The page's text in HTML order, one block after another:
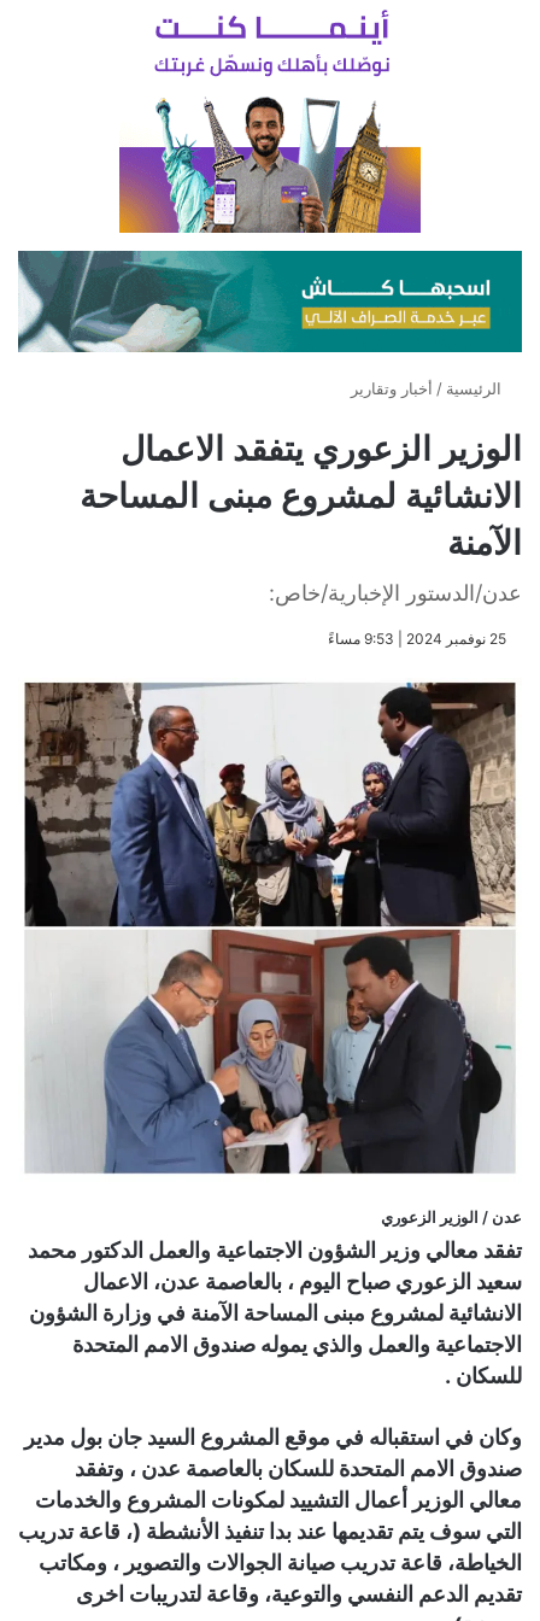
الرئيسية / أخبار وتقارير
الوزير الزعوري يتفقد الاعمال
الانشائية لمشروع مبنى المساحة
الآمنة
عدن/الدستور الإخبارية/خاص:
​25 نوفمبر 2024 | 9:53 مساءً
عدن / الوزير الزعوري
تفقد معالي وزير الشؤون الاجتماعية والعمل الدكتور محمد
سعيد الزعوري صباح اليوم ، بالعاصمة عدن، الاعمال
الانشائية لمشروع مبنى المساحة الآمنة في وزارة الشؤون
الاجتماعية والعمل والذي يموله صندوق الامم المتحدة
للسكان .
وكان في استقباله في موقع المشروع السيد جان بول مدير
صندوق الامم المتحدة للسكان بالعاصمة عدن ، وتفقد
معالي الوزير أعمال التشييد لمكونات المشروع والخدمات
التي سوف يتم تقديمها عند بدا تنفيذ الأنشطة (، قاعة تدريب
الخياطة، قاعة تدريب صيانة الجوالات والتصوير ، ومكاتب
تقديم الدعم النفسي والتوعية، وقاعة لتدريبات اخرى